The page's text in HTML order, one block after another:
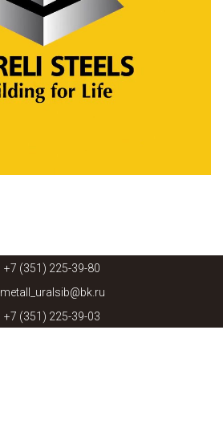
+7 (351) 225-39-80
metall_uralsib@bk.ru
+7 (351) 225-39-03